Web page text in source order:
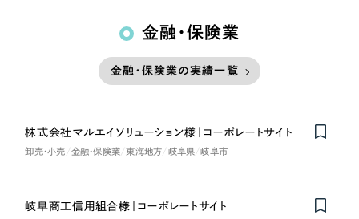
金融・保険業
金融・保険業の実績一覧
株式会社マルエイソリューション様｜コーポレートサイト
卸売・小売 金融・保険業 東海地方 岐阜県 岐阜市
岐阜商工信用組合様｜コーポレートサイト